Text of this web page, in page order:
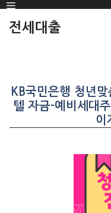
SKIP
TO
Menu
전세대출
KB국민은행 청년
텔 자금-예비세대
이